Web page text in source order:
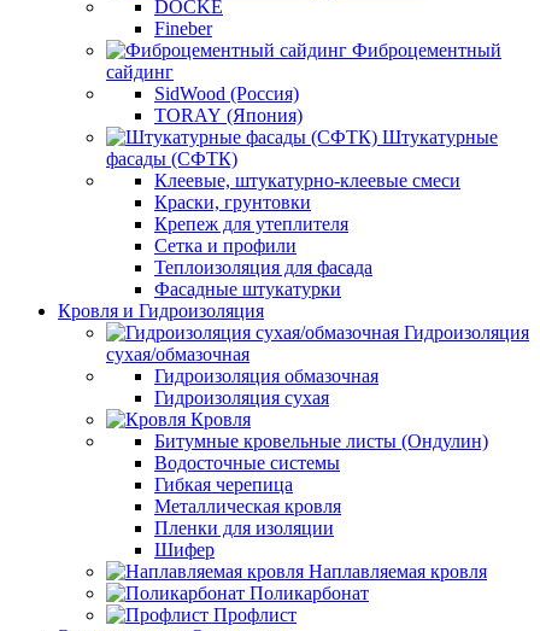
DÖCKE
Fineber
Фиброцементный
сайдинг
SidWood (Россия)
TORAY (Япония)
Штукатурные
фасады (СФТК)
Клеевые, штукатурно-клеевые смеси
Краски, грунтовки
Крепеж для утеплителя
Сетка и профили
Теплоизоляция для фасада
Фасадные штукатурки
Кровля и Гидроизоляция
Гидроизоляция
сухая/обмазочная
Гидроизоляция обмазочная
Гидроизоляция сухая
Кровля
Битумные кровельные листы (Ондулин)
Водосточные системы
Гибкая черепица
Металлическая кровля
Пленки для изоляции
Шифер
Наплавляемая кровля
Поликарбонат
Профлист